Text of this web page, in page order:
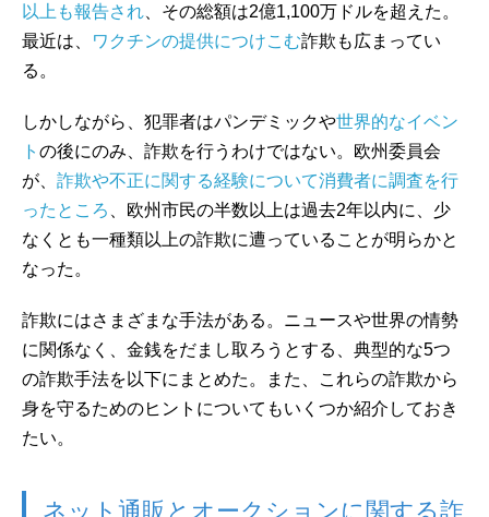
以上も報告され 、その総額は2億1,100万ドルを超えた。
最近は、
ワクチンの提供につけこむ詐欺も広まってい
る。
しかしながら、犯罪者はパンデミックや世界的なイベン
ト の後にのみ、詐欺を行うわけではない。欧州委員会
が、 詐欺や不正に関する経験について消費者に調査を行
ったところ
、欧州市民の半数以上は過去2年以内に、少
なくとも一種類以上の詐欺に遭っていることが明らかと
なった。
詐欺にはさまざまな手法がある。ニュースや世界の情勢
に関係なく、金銭をだまし取ろうとする、典型的な5つ
の詐欺手法を以下にまとめた。また、これらの詐欺から
身を守るためのヒントについてもいくつか紹介しておき
たい。
ネット通販とオークションに関する詐